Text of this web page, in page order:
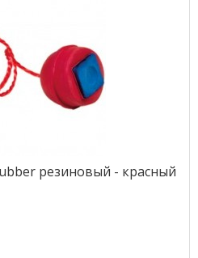
резиновый - красный